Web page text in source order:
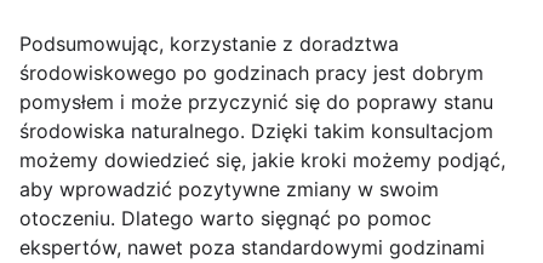
Podsumowując, korzystanie z doradztwa
środowiskowego po godzinach pracy jest dobrym
pomysłem i może przyczynić się do poprawy stanu
środowiska naturalnego. Dzięki takim konsultacjom
możemy dowiedzieć się, jakie kroki możemy podjąć,
aby wprowadzić pozytywne zmiany w swoim
otoczeniu. Dlatego warto sięgnąć po pomoc
ekspertów, nawet poza standardowymi godzinami